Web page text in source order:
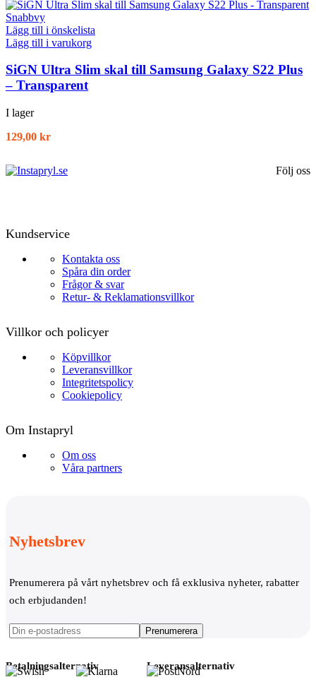
Snabbvy
Lägg till i önskelista
Lägg till i varukorg
SiGN Ultra Slim skal till Samsung Galaxy S22 Plus
– Transparent
I lager
129,00 kr
Följ oss
Kundservice
Kontakta oss
Spåra din order
Frågor & svar
Retur- & Reklamationsvillkor
Villkor och policyer
Köpvillkor
Leveransvillkor
Integritetspolicy
Cookiepolicy
Om Instapryl
Om oss
Våra partners
Nyhetsbrev
Prenumerera på vårt nyhetsbrev och få exklusiva nyheter, rabatter
och erbjudanden!
Betalningsalternativ Leveransalternativ